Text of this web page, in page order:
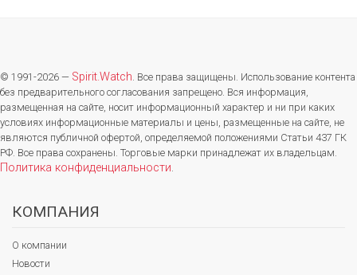
© 1991-2026 — Spirit.Watch. Все права защищены. Использование контента
без предварительного согласования запрещено. Вся информация,
размещенная на сайте, носит информационный характер и ни при каких
условиях информационные материалы и цены, размещенные на сайте, не
являются публичной офертой, определяемой положениями Статьи 437 ГК
РФ. Все права сохранены. Торговые марки принадлежат их владельцам.
Политика конфиденциальности.
КОМПАНИЯ
О компании
Новости